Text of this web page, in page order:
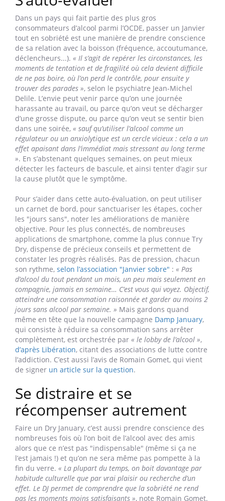
collectif. »
« Au début,prévient Romain Gomet,cela exige de la
contrainte, comme la première fois qu’on reprend le sport
après une longue période sans. Mais cela permet aussi de
faire le point sur sa consommation. »Si l’objectif que
chacun s’est fixé à lui-même est trop dur à tenir, presque
impossible,« c’est là qu’il faut interroger son rapport à
l’alcool »,avertit le spécialiste.
S’auto-évaluer
Dans un pays qui fait partie des plus gros
consommateurs d’alcool parmi l’OCDE, passer un Janvier
tout en sobriété est une manière de prendre conscience
de sa relation avec la boisson (fréquence, accoutumance,
déclencheurs...).« Il s’agit de repérer les circonstances, les
moments de tentation et de fragilité où cela devient difficile
de ne pas boire, où l’on perd le contrôle, pour ensuite y
trouver des parades », selon le psychiatre Jean-Michel
Delile. L’envie peut venir parce qu’on une journée
harassante au travail, ou parce qu’on veut se décharger
d’une grosse dispute, ou parce qu’on veut se sentir bien
dans une soirée, « sauf qu’utiliser l’alcool comme un
régulateur ou un anxiolytique est un cercle vicieux : cela a un
effet apaisant dans l’immédiat mais stressant au long terme
» . En s’abstenant quelques semaines, on peut mieux
détecter les facteurs de bascule, et ainsi tenter d’agir sur
la cause plutôt que le symptôme.
Pour s’aider dans cette auto-évaluation, on peut utiliser
un carnet de bord, pour sanctuariser les étapes, cocher
les "jours sans", noter les améliorations de manière
objective. Pour les plus connectés, de nombreuses
applications de smartphone, comme la plus connue Try
Dry, dispense de précieux conseils et permettent de
son rythme,selon l’association "Janvier sobre"
d’alcool du tout pendant un mois, un peu mais seulement en
compagnie, jamais en semaine… C’est vous qui voyez. Objectif,
atteindre une consommation raisonnée et garder au moins 2
jours sans alcool par semaine. »Mais gardons quand
même en tête que la nouvelle campagneDamp January
qui consiste à réduire sa consommation sans arrêter
complètement, est orchestrée par « le lobby de l’alcool »,
d’après Libération , citant des associations de lutte contre
l’addiction. C’est aussi l’avis de Romain Gomet, qui vient
de signerun article sur la question.